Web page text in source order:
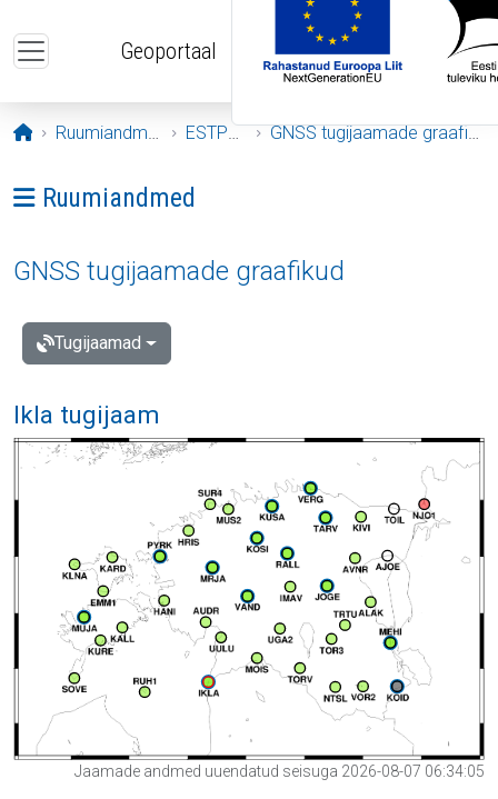
Geoportaal
Avaleht
Ruumiandmed ESTPOS GNSS tugijaamade graafikud
Ava menüü: Ruumiandmed
Ruumiandmed
GNSS tugijaamade graafikud
Tugijaamad
Ikla tugijaam
Jaamade andmed uuendatud seisuga 2026-08-07 06:34:05